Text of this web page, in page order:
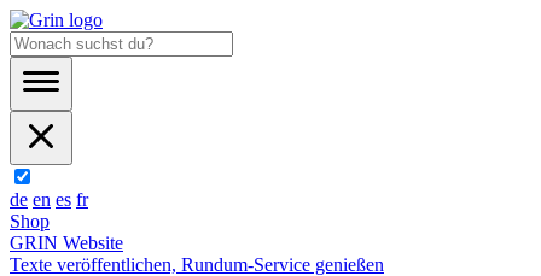
de en es fr
Shop
GRIN Website
Texte veröffentlichen, Rundum-Service genießen